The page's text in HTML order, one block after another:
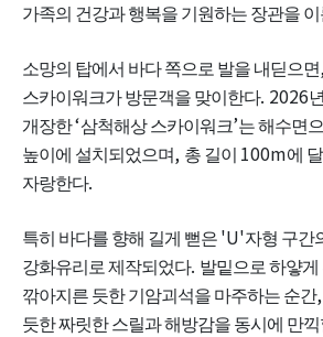
가족의 건강과 행복을 기원하는 장관을
소망의 탑에서 바다 쪽으로 발을 내딛으면,
스카이워크가 방문객을 맞이한다. 2026년
개장한‘삼척해상 스카이워크’는 해수면
높이에 설치되었으며, 총 길이 100m에
자랑한다.
특히 바다를 향해 길게 뻗은 'U'자형 구간
강화유리로 제작되었다. 발밑으로 하얗
깎아지른 듯한 기암괴석을 마주하는 순간,
듯한 짜릿한 스릴과 해방감을 동시에 만